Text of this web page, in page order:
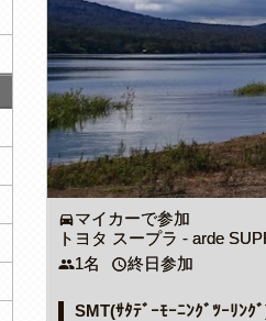
directions_carマイカーで参加
トヨタ スープラ - arde
people1名 access_time終日参加
SMT(ｻﾀﾃﾞｰﾓｰﾆﾝｸﾞﾂｰﾘﾝｸﾞ